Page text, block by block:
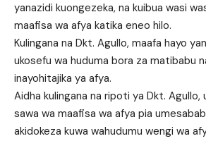
yanazidi kuongezeka, na kuibua wasi
maafisa wa afya katika eneo hilo.
Kulingana na Dkt. Agullo, maafa hayo
ukosefu wa huduma bora za matibabu
inayohitajika ya afya.
Aidha kulingana na ripoti ya Dkt. Agullo,
sawa wa maafisa wa afya pia
akidokeza kuwa wahudumu wengi wa